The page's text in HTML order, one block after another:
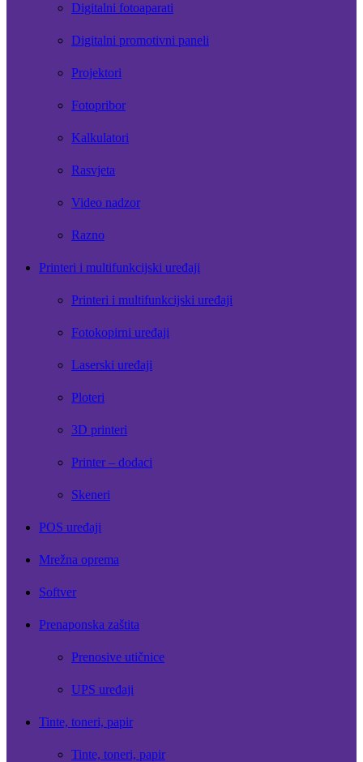
Digitalni fotoaparati
Digitalni promotivni paneli
Projektori
Fotopribor
Kalkulatori
Rasvjeta
Video nadzor
Razno
Printeri i multifunkcijski uređaji
Printeri i multifunkcijski uređaji
Fotokopirni uređaji
Laserski uređaji
Ploteri
3D printeri
Printer – dodaci
Skeneri
POS uređaji
Mrežna oprema
Softver
Prenaponska zaštita
Prenosive utičnice
UPS uređaji
Tinte, toneri, papir
Tinte, toneri, papir